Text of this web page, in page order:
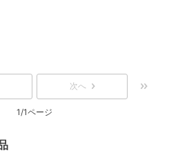
次へ
1/1ページ